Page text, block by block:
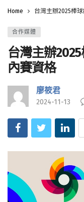
Home 台灣主辦2025棒
合作媒體
台灣主辦
內賽資格
廖筱君
2024-11-13